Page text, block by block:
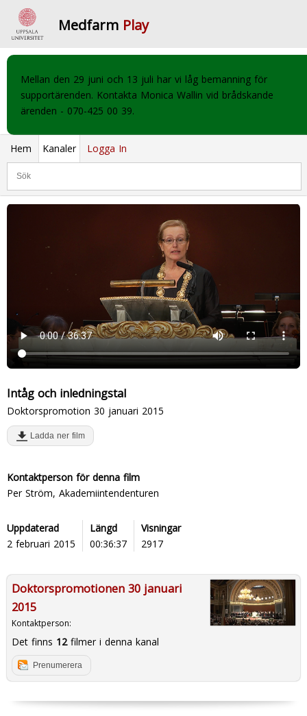
Medfarm Play
Mellan den 29 juni och 13 juli har vi låg bemanning för
supportärenden. Kontakta Monica Wallin vid brådskande
ärenden - 070-425 00 39.
Hem Kanaler Logga In
Intåg och inledningstal
Doktorspromotion 30 januari 2015
Ladda ner film
Kontaktperson för denna film
Per Ström, Akademiintendenturen
Uppdaterad
2 februari 2015
Längd
00:36:37
Visningar
2917
Doktorspromotionen 30 januari
2015
Kontaktperson:
Det finns 12filmer i denna kanal
Prenumerera